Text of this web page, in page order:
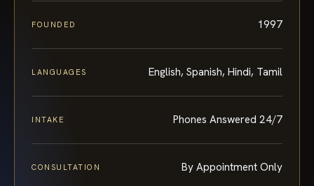
FOUNDED 1997
LANGUAGES English, Spanish, Hindi, Tamil
INTAKE Phones Answered 24/7
CONSULTATION By Appointment Only